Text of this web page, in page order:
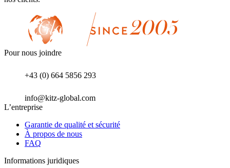
Pour nous joindre
+43 (0) 664 5856 293
info@kitz-global.com
L’entreprise
Garantie de qualité et sécurité
À propos de nous
FAQ
Informations juridiques